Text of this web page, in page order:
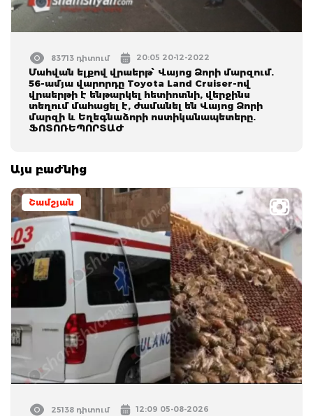
83713 դիտում 20:05 20-12-2022
Մահվան ելքով վրաերթ՝ Վայոց Ձորի մարզում.
56-ամյա վարորդը Toyota Land Cruiser-ով
վրաերթի է ենթարկել հետիոտնի, վերջինս
տեղում մահացել է, ժամանել են Վայոց Ձորի
մարզի և Եղեգնաձորի ոստիկանապետերը.
ՖՈՏՈՌԵՊՈՐՏԱԺ
Այս բաժնից
Շամշյան
25138 դիտում 12:09 05-08-2026